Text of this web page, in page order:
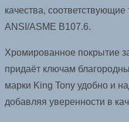
качества, соответствующие
ANSI/ASME B107.6.
Хромированное покрытие
придаёт ключам
марки King Tony удобно и
добавляя уверенности в